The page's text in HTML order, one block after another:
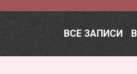
ВСЕ ЗАПИСИ